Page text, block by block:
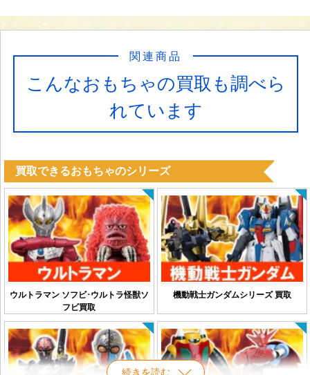
こんなおもちゃの買取も調べら
れています
関連商品
買取できるおもちゃのシリーズ
続きを読む
ウルトラマン ソフビ･ウルトラ怪獣ソ
フビ買取
機動戦士ガンダムシリーズ 買取